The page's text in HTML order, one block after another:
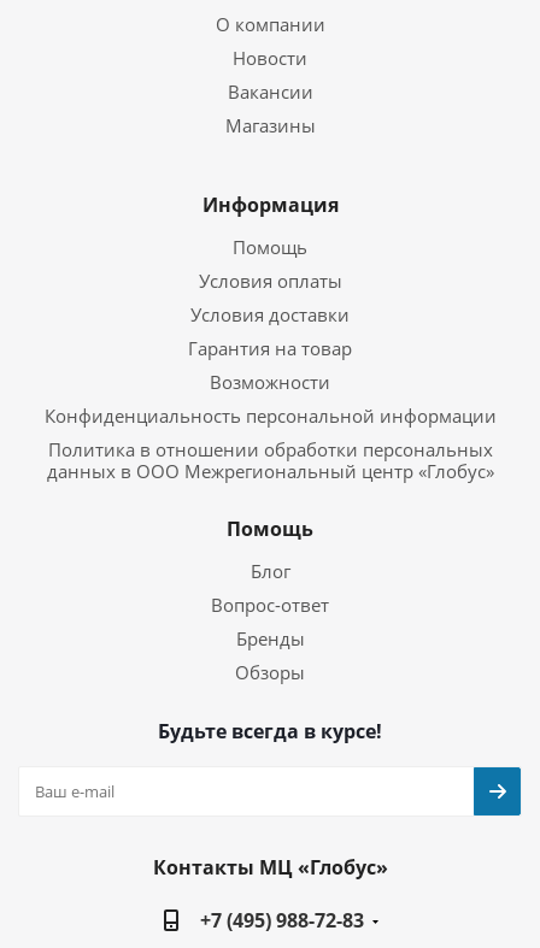
О компании
Новости
Вакансии
Магазины
Информация
Помощь
Условия оплаты
Условия доставки
Гарантия на товар
Возможности
Конфиденциальность персональной информации
Политика в отношении обработки персональных
данных в ООО Межрегиональный центр «Глобус»
Помощь
Блог
Вопрос-ответ
Бренды
Обзоры
Будьте всегда в курсе!
Контакты МЦ «Глобус»
+7 (495) 988-72-83